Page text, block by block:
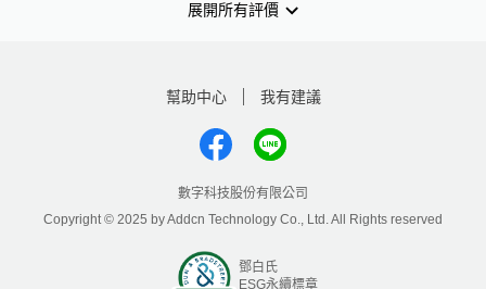
展開所有評價
幫助中心 我有建議
數字科技股份有限公司
Copyright © 2025 by Addcn Technology Co., Ltd. All Rights reserved
鄧白氏
ESG永續標章